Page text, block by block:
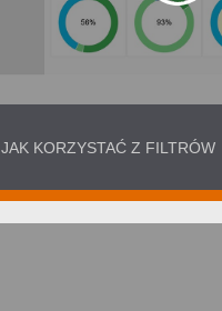
JAK KORZYSTAĆ Z FILTRÓW